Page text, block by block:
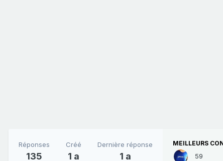
Réponses
135
Créé
1 a
Dernière réponse
1 a
MEILLEURS
59